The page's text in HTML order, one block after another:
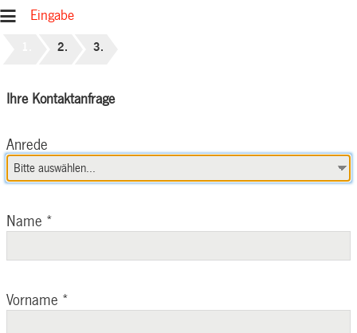
Eingabe
Ihre Kontaktanfrage
Anrede
Name *
Vorname *